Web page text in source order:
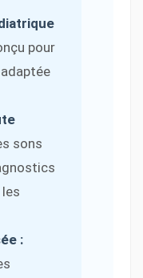
pour
sons
: